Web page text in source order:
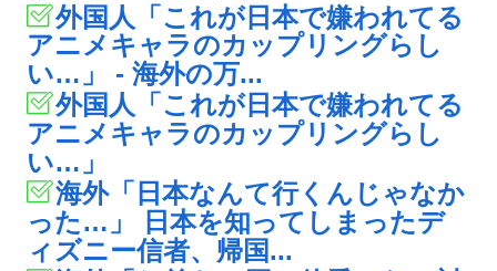
外国人「これが日本で嫌われてる
アニメキャラのカップリングらし
い…」 - 海外の万...
外国人「これが日本で嫌われてる
アニメキャラのカップリングらし
い…」
海外「日本なんて行くんじゃなか
った…」 日本を知ってしまったデ
ィズニー信者、帰国...